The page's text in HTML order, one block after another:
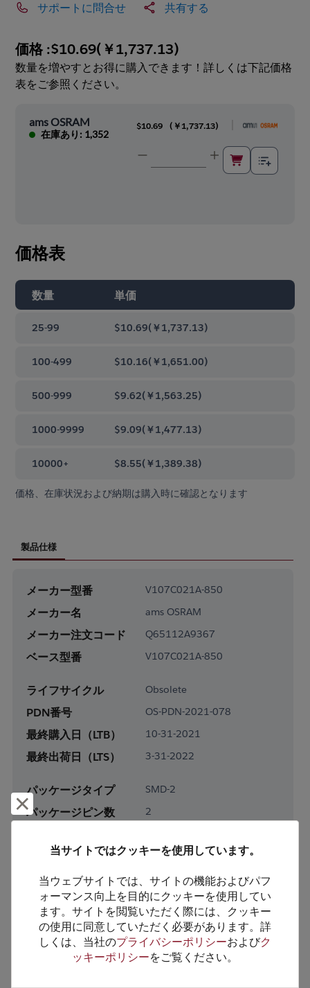
サポートに問合せ 共有する
価格 :$10.69(￥1,737.13)
数量を増やすとお得に購入できます！詳しくは下記価格
表をご参照ください。
ams OSRAM
在庫あり: 1,352
$10.69 ( ￥1,737.13)
価格表
数量 単価
25-99 $10.69(￥1,737.13)
100-499 $10.16(￥1,651.00)
500-999 $9.62(￥1,563.25)
1000-9999 $9.09(￥1,477.13)
10000+ $8.55(￥1,389.38)
価格、在庫状況および納期は購入時に確認となります
製品仕様
メーカー型番 V107C021A-850
メーカー名 ams OSRAM
メーカー注文コード Q65112A9367
ベース型番 V107C021A-850
ライフサイクル Obsolete
PDN番号 OS-PDN-2021-078
最終購入日（LTB） 10-31-2021
最終出荷日（LTS） 3-31-2022
パッケージタイプ SMD-2
パッケージピン数 2
鉛フリー Yes
梱包形態 Tape & Reel
梱包数 2500
製品カテゴリー Analog & Mixed Signal
製品サブカテゴリー Sensors
当サイトではクッキーを使用しています。
当ウェブサイトでは、サイトの機能およびパフ
ォーマンス向上を目的にクッキーを使用してい
ます。サイトを閲覧いただく際には、クッキー
の使用に同意していただく必要があります。詳
しくは、当社のプライバシーポリシーおよびク
ッキーポリシーをご覧ください。